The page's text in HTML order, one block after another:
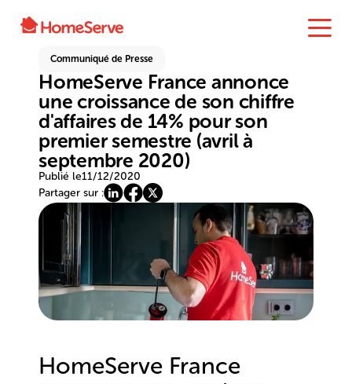
Communiqué de Presse
HomeServe France annonce
une croissance de son chiffre
d'affaires de 14% pour son
premier semestre (avril à
septembre 2020)
Publié le11/12/2020
Partager sur :
HomeServe France